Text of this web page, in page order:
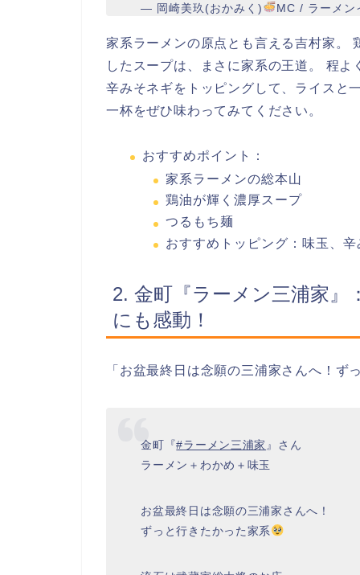
— 岡崎美玖(おかみく) MC / ラーメ
家系ラーメンの原点とも言える吉村家。
したスープは、まさに家系の王道。 程
辛みそネギをトッピングして、ライスと
一杯をぜひ味わってみてください。
おすすめポイント：
家系ラーメンの総本山
鶏油が輝く濃厚スープ
つるもち麺
おすすめトッピング：味玉、
2. 金町『ラーメン三浦家』
にも感動！
「お盆最終日は念願の三浦家さんへ！ず
金町『#ラーメン三浦家 』さん
ラーメン＋わかめ＋味玉
お盆最終日は念願の三浦家さんへ！
ずっと行きたかった家系